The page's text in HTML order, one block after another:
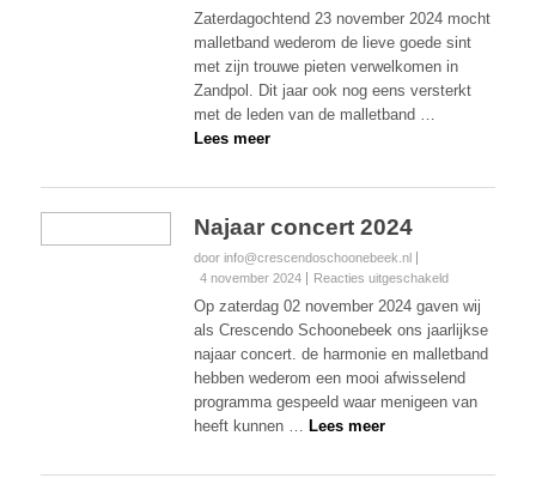
Sinterklaas
Zaterdagochtend 23 november 2024 mocht
malletband wederom de lieve goede sint
met zijn trouwe pieten verwelkomen in
Zandpol. Dit jaar ook nog eens versterkt
met de leden van de malletband …
Lees meer
Najaar concert 2024
door info@crescendoschoonebeek.nl
4 november 2024
Reacties uitgeschakeldvoor
Najaar
concert
2024
Op zaterdag 02 november 2024 gaven wij
als Crescendo Schoonebeek ons jaarlijkse
najaar concert. de harmonie en malletband
hebben wederom een mooi afwisselend
programma gespeeld waar menigeen van
heeft kunnen … Lees meer